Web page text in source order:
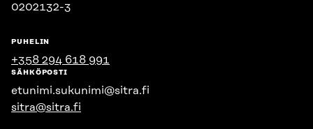
0202132-3
PUHELIN
+358 294 618 991
SÄHKÖPOSTI
etunimi.sukunimi@sitra.fi
sitra@sitra.fi